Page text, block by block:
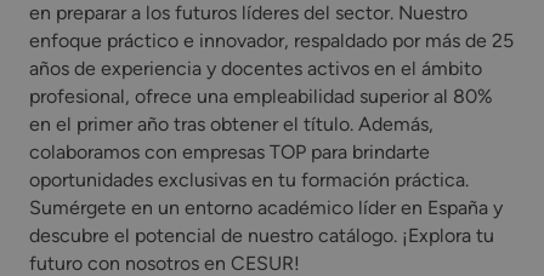
en preparar a los futuros líderes del sector. Nuestro
enfoque práctico e innovador, respaldado por más de 25
años de experiencia y docentes activos en el ámbito
profesional, ofrece una empleabilidad superior al 80%
en el primer año tras obtener el título. Además,
colaboramos con empresas TOP para brindarte
oportunidades exclusivas en tu formación práctica.
Sumérgete en un entorno académico líder en España y
descubre el potencial de nuestro catálogo. ¡Explora tu
futuro con nosotros en CESUR!